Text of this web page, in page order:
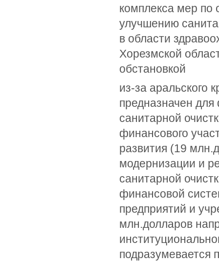
комплекса мер по
улучшению
в области
Хорезмской
обстановкой
из-за аральского
предназначен
санитарной
финансового
развития (19
модернизации и
санитарной
финансовой
предприятий и
млн.долларов
подразумевается